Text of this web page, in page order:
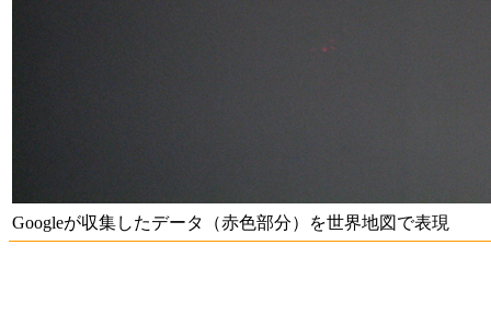
Googleが収集したデータ（赤色部分）を世界地図で表現